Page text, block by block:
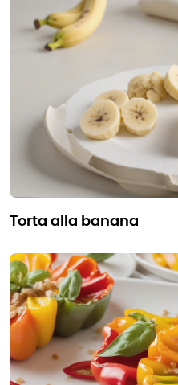
torta alla banana